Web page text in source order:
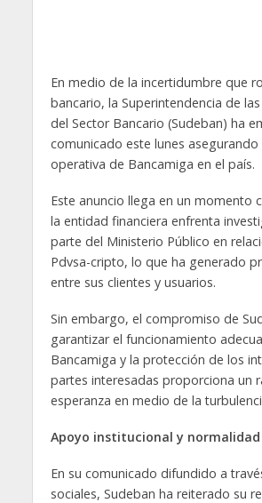
En medio de la incertidumbre que
bancario, la Superintendencia de
del Sector Bancario (Sudeban) ha
comunicado este lunes
operativa de Bancamiga en el país.
Este anuncio llega en un momento
la entidad financiera enfrenta
parte del Ministerio Público en
Pdvsa-cripto, lo que ha generado
entre sus clientes y usuarios.
Sin embargo, el compromiso de
garantizar el funcionamiento
Bancamiga y la protección de los
partes interesadas proporciona un
esperanza en medio de la
Apoyo institucional y
En su comunicado difundido a
sociales, Sudeban ha reiterado su